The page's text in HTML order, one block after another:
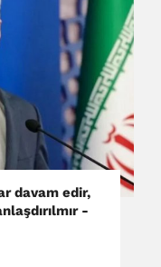
davam edir,
-